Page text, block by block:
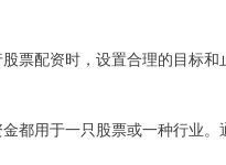
票配资时，设置合理的目标
都用于一只股票或一种行业